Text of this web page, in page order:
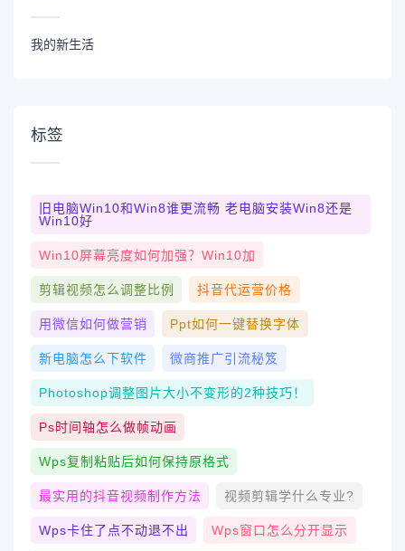
我的新生活
标签
旧电脑win10和win8谁更流畅 老电脑安装win8还是
Win10好
Win10屏幕亮度如何加强？Win10加
剪辑视频怎么调整比例 抖音代运营价格
用微信如何做营销 Ppt如何一键替换字体
新电脑怎么下软件 微商推广引流秘笈
Photoshop调整图片大小不变形的2种技巧！
Ps时间轴怎么做帧动画
Wps复制粘贴后如何保持原格式
最实用的抖音视频制作方法 视频剪辑学什么专业?
Wps卡住了点不动退不出 Wps窗口怎么分开显示